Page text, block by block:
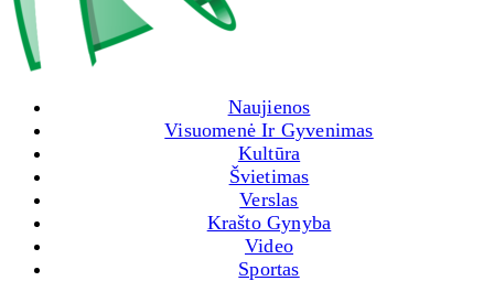
Naujienos
Visuomenė Ir Gyvenimas
Kultūra
Švietimas
Verslas
Krašto Gynyba
Video
Sportas